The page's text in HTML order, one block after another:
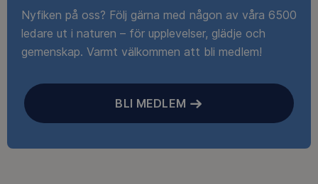
Nyfiken på oss? Följ gärna med någon av våra 6500
ledare ut i naturen – för upplevelser, glädje och
gemenskap. Varmt välkommen att bli medlem!
BLI MEDLEM